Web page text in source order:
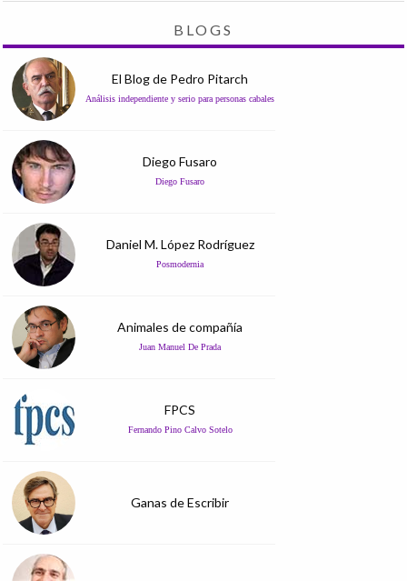
BLOGS
El Blog de Pedro Pitarch
Análisis independiente y serio para personas cabales
Diego Fusaro
Diego Fusaro
Daniel M. López Rodríguez
Posmodernia
Animales de compañía
Juan Manuel De Prada
FPCS
Fernando Pino Calvo Sotelo
Ganas de Escribir